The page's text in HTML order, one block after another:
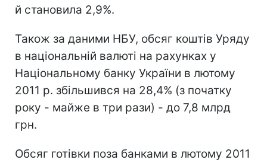
й становила 2,9%.
Також за даними НБУ, обсяг коштів Уряду
в національній валюті на рахунках у
Національному банку України в лютому
2011 р. збільшився на 28,4% (з початку
року - майже в три рази) - до 7,8 млрд
грн.
Обсяг готівки поза банками в лютому 2011